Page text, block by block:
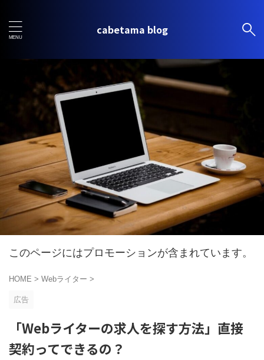
cabetama blog
このページにはプロモーションが含まれています。
HOME > Webライター >
広告
「Webライターの求人を探す方法」直接
契約ってできるの？